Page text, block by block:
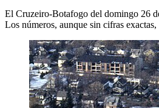
El Cruzeiro-Botafogo del domingo 26
Los números, aunque sin cifras